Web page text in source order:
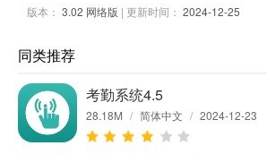
版本： 3.02 网络版 | 更新时间： 2024-12-25
同类推荐
考勤系统4.5
28.18M / 简体中文 / 2024-12-23